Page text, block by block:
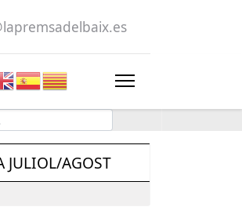
JULIOL/AGOST